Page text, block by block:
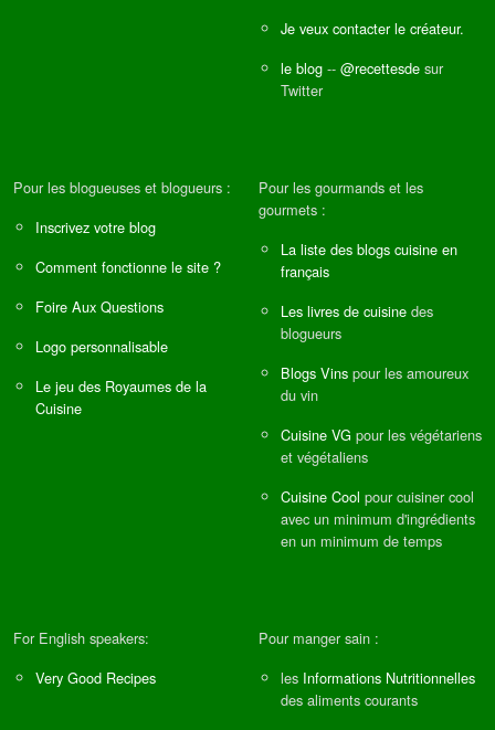
Je veux contacter le créateur.
le blog -- @recettesde sur
Twitter
Pour les blogueuses et blogueurs :
Inscrivez votre blog
Comment fonctionne le site ?
Foire Aux Questions
Logo personnalisable
Le jeu des Royaumes de la
Cuisine
Pour les gourmands et les
gourmets :
La liste des blogs cuisine en
français
Les livres de cuisine des
blogueurs
Blogs Vins pour les amoureux
du vin
Cuisine VG pour les végétariens
et végétaliens
Cuisine Cool pour cuisiner cool
avec un minimum d'ingrédients
en un minimum de temps
For English speakers:
Very Good Recipes
Pour manger sain :
les Informations Nutritionnelles
des aliments courants